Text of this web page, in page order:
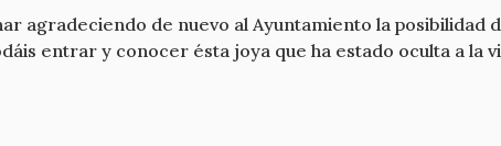
agradeciendo de nuevo al Ayuntamiento la posibilidad
entrar y conocer ésta joya que ha estado oculta a la